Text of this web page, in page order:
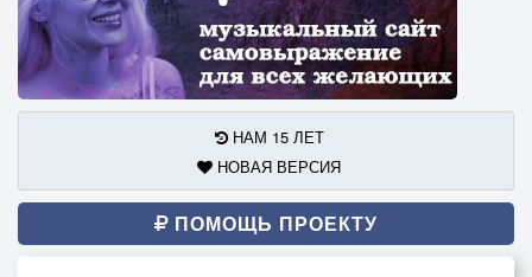
НАМ 15 ЛЕТ
НОВАЯ ВЕРСИЯ
ПОМОЩЬ ПРОЕКТУ